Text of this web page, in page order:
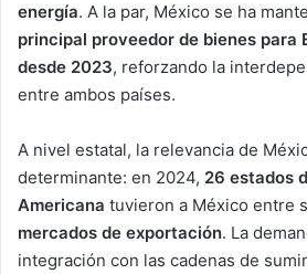
energía. A la par, México se ha
principal proveedor de bienes para
desde 2023, reforzando la
entre ambos países.
A nivel estatal, la relevancia de
determinante: en 2024, 26 estados
Americana tuvieron a México entre
mercados de exportación. La
integración con las cadenas de